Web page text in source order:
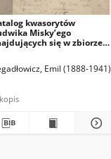
Red. odpowiedzialny
kwasorytów
Misky’ego
się w zbiorze
Emil (1888-1941)